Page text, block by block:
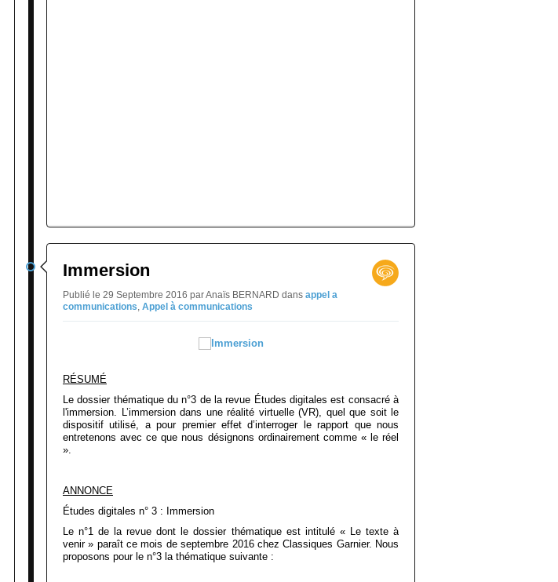
Immersion
Publié le 29 Septembre 2016 par Anaïs BERNARD dans appel a
communications, Appel à communications
RÉSUMÉ
Le dossier thématique du n°3 de la revue Études digitales est consacré à
l'immersion. L’immersion dans une réalité virtuelle (VR), quel que soit le
dispositif utilisé, a pour premier effet d’interroger le rapport que nous
entretenons avec ce que nous désignons ordinairement comme « le réel
».
ANNONCE
Études digitales n° 3 : Immersion
Le n°1 de la revue dont le dossier thématique est intitulé « Le texte à
venir » paraît ce mois de septembre 2016 chez Classiques Garnier. Nous
proposons pour le n°3 la thématique suivante :